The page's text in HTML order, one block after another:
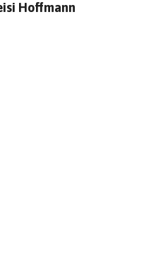
Hoffmann